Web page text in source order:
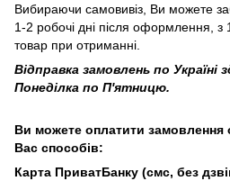
Вибираючи самовивіз, Ви можете
1-2 робочі дні після оформлення, з
товар при отриманні.
Відправка замовлень по Україні
Понеділка по П'ятницю.
Ви можете оплатити замовлення
Вас способів:
Карта ПриватБанку (смс, без